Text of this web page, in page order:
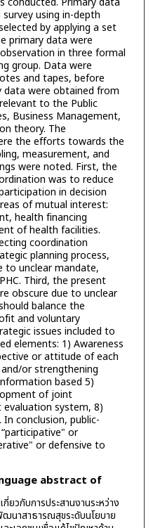
using in-depth
by applying a set
primary data were
in three formal
group. Data were
and tapes, before
data were obtained from
to the Public
Business Management,
theory. The
the efforts towards the
measurement, and
were noted. First, the
was to reduce
in decision
of mutual interest:
health financing
of health facilities.
coordination
planning process,
to unclear mandate,
Third, the present
obscure due to unclear
balance the
and voluntary
issues included to
elements: 1) Awareness
or attitude of each
or strengthening
based 5)
of joint
system, 8)
conclusion, public-
or
or defensive to
abstract of
ยวกับการประสานงานระหว่าง
นาสาธารณสุขระดับนโยบาย